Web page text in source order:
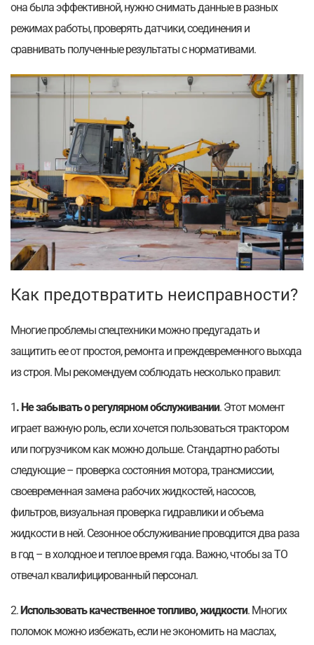
она была эффективной, нужно снимать данные в разных
режимах работы, проверять датчики, соединения и
сравнивать полученные результаты с нормативами.
Как предотвратить неисправности?
Многие проблемы спецтехники можно предугадать и
защитить ее от простоя, ремонта и преждевременного выхода
из строя. Мы рекомендуем соблюдать несколько правил:
1 . Не забывать о регулярном обслуживании. Этот момент
играет важную роль, если хочется пользоваться трактором
или погрузчиком как можно дольше. Стандартно работы
следующие – проверка состояния мотора, трансмиссии,
своевременная замена рабочих жидкостей, насосов,
фильтров, визуальная проверка гидравлики и объема
жидкости в ней. Сезонное обслуживание проводится два раза
в год – в холодное и теплое время года. Важно, чтобы за ТО
отвечал квалифицированный персонал.
2. Использовать качественное топливо, жидкости. Многих
поломок можно избежать, если не экономить на маслах,